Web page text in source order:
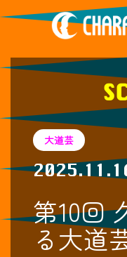
大道芸
第10回
る大道